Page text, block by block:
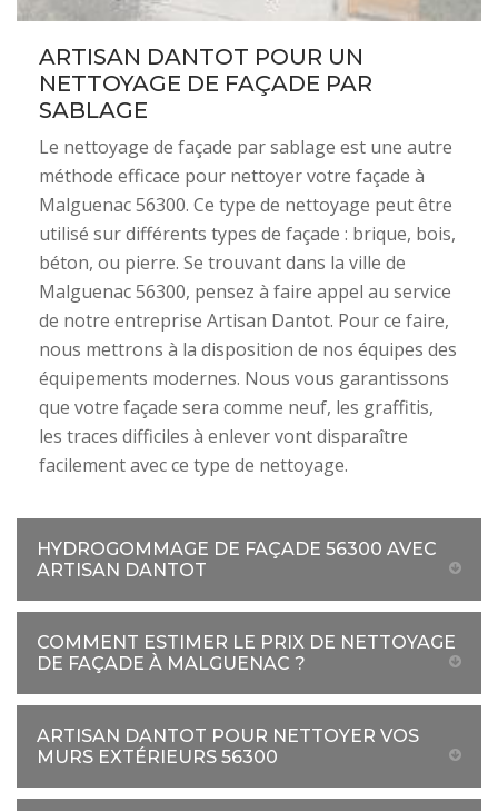
ARTISAN DANTOT POUR UN
NETTOYAGE DE FAÇADE PAR
SABLAGE
Le nettoyage de façade par sablage est une autre
méthode efficace pour nettoyer votre façade à
Malguenac 56300. Ce type de nettoyage peut être
utilisé sur différents types de façade : brique, bois,
béton, ou pierre. Se trouvant dans la ville de
Malguenac 56300, pensez à faire appel au service
de notre entreprise Artisan Dantot. Pour ce faire,
nous mettrons à la disposition de nos équipes des
équipements modernes. Nous vous garantissons
que votre façade sera comme neuf, les graffitis,
les traces difficiles à enlever vont disparaître
facilement avec ce type de nettoyage.
HYDROGOMMAGE DE FAÇADE 56300 AVEC
ARTISAN DANTOT
COMMENT ESTIMER LE PRIX DE NETTOYAGE
DE FAÇADE À MALGUENAC ?
ARTISAN DANTOT POUR NETTOYER VOS
MURS EXTÉRIEURS 56300